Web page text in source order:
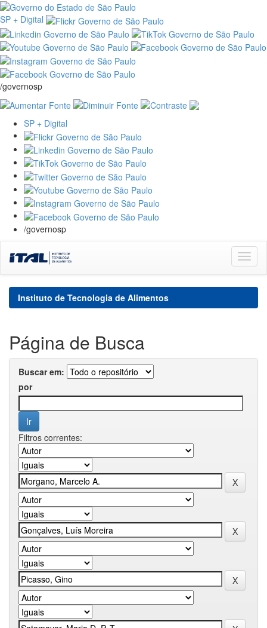
SP + Digital
/governosp
SP + Digital
/governosp
navigation
Instituto de Tecnologia de Alimentos
Página de Busca
Buscar em:
por
Filtros correntes: